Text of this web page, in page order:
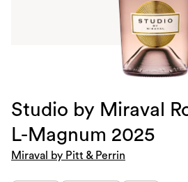
Studio by Miraval
L-Magnum 2025
Miraval by Pitt & Perrin